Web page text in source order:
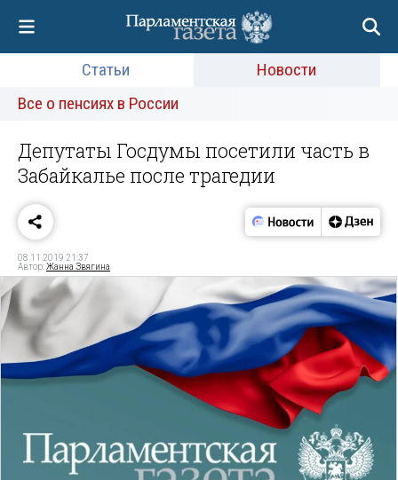
Статьи
Новости
Все о пенсиях в России
Депутаты Госдумы посетили часть в
Забайкалье после трагедии
08.11.2019 21:37
Автор:Жанна Звягина